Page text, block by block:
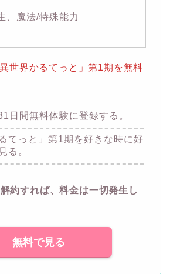
、魔法/特殊能力
世界かるてっと」第1期を無料
日間無料体験に登録する。
てっと」第1期を好きな時に好
る。
約すれば、料金は一切発生し
無料で見る